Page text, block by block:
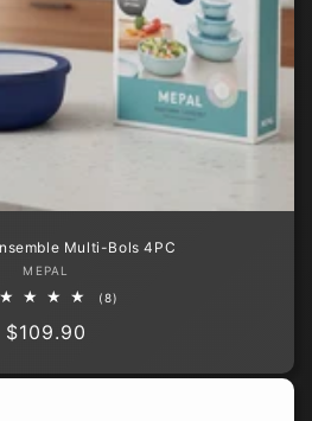
Multi-Bols 4PC
Fournisseur :
MEPAL
(8)
Prix
$109.90